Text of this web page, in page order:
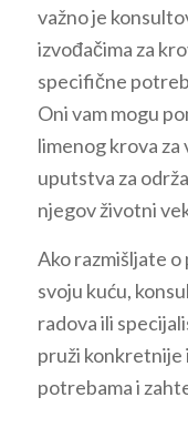
važno je
izvođačima za
specifične
Oni vam mogu
limenog krova za
uputstva za
njegov životni
Ako razmišljate o
svoju kuću,
radova ili
pruži konkretnije
potrebama i